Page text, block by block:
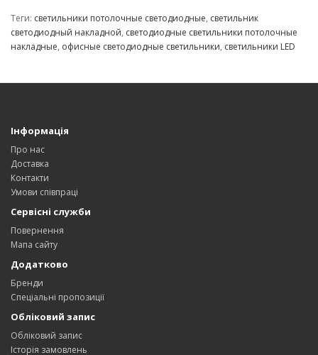
Теги: светильники потолочные светодиодные, светильник
светодиодный накладной, светодиодные светильники потолочные
накладные, офисные светодиодные светильники, светильники LED
Інформація
Про нас
Доставка
Контакти
Умови співпраці
Сервісні служби
Повернення
Мапа сайту
Додатково
Бренди
Спеціальні пропозиції
Обліковий запис
Обліковий запис
Історія замовлень